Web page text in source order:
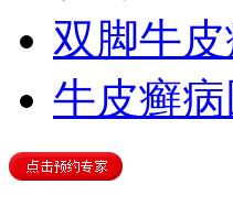
双脚牛
牛皮癣病